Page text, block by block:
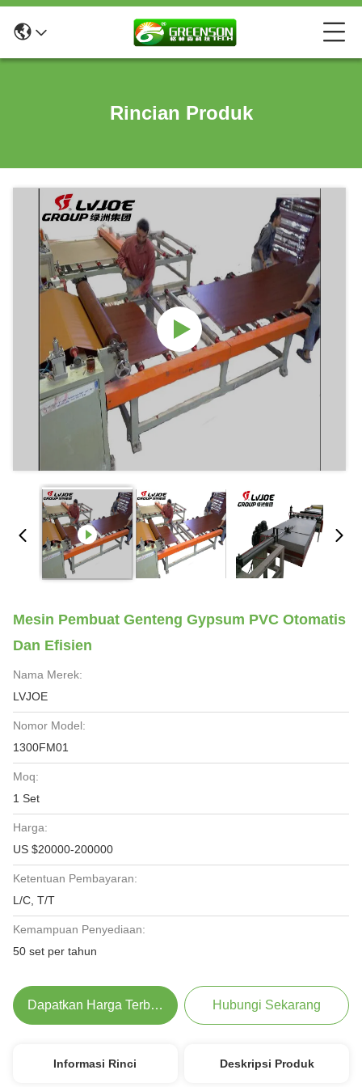
Rincian Produk
Mesin Pembuat Genteng Gypsum PVC Otomatis
Dan Efisien
Nama Merek:
LVJOE
Nomor Model:
1300FM01
Moq:
1 Set
Harga:
US $20000-200000
Ketentuan Pembayaran:
L/C, T/T
Kemampuan Penyediaan:
50 set per tahun
Dapatkan Harga Terbaik Hubungi Sekarang
Informasi Rinci Deskripsi Produk